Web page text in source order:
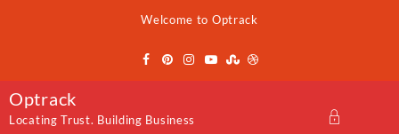
Welcome to Optrack
Optrack
Locating Trust. Building Business